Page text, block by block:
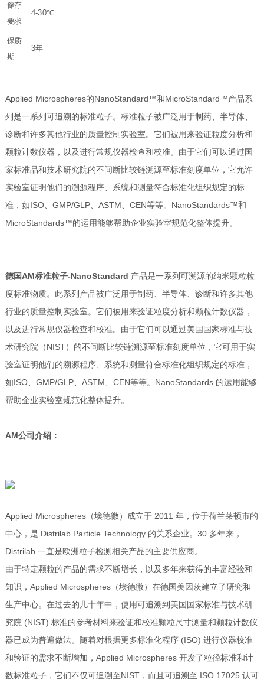
储存
要求
4-30℃
保质
期
3年
Applied Microspheres的NanoStandard™和MicroStandard™产品系
列是一系列可追溯的标准粒子。标准粒子被广泛用于制药、半导体、
诊断和许多其他行业的质量控制实验室。它们被用来验证粒度分析和
颗粒计数仪器，以及进行常规仪器检查和校准。由于它们可以通过国
家标准品和技术研究院的不间断比较链溯源至标准刻度单位，它允许
实验室证明他们的溯源程序、系统和测量符合标准化组织规定的标
准，如ISO、GMP/GLP、ASTM、CEN等等。NanoStandards™和
MicroStandards™的运用能够帮助企业实验室规范化整体提升。
德国AM标准粒子-NanoStandard 产品是一系列可溯源的纳米颗粒粒
度标准物质。此系列产品被广泛用于制药、半导体、诊断和许多其他
行业的质量控制实验室。它们被用来验证粒度分析和颗粒计数仪器，
以及进行常规仪器检查和校准。由于它们可以通过美国国家标准与技
术研究院（NIST）的不间断比较链溯源至标准刻度单位，它可用于实
验室证明他们的溯源程序、系统和测量符合标准化组织规定的标准，
如ISO、GMP/GLP、ASTM、CEN等等。NanoStandards 的运用能够
帮助企业实验室规范化整体提升。
AM公司介绍：
Applied Microspheres（埃德微）成立于 2011 年，位于荷兰莱顿市的
中心，是 Distrilab Particle Technology 的关系企业。30 多年来，
Distrilab 一直是欧洲粒子检测相关产品的主要供应商。
由于特定颗粒的产品的需求不断增长，以及多年来获得的丰富经验和
知识，Applied Microspheres（埃德微）在德国美因茨建立了研究和
生产中心。在过去的几十年中，使用可追溯到美国国家标准与技术研
究院 (NIST) 标准的参考材料来验证和校准颗粒尺寸测量和颗粒计数仪
器已成为普遍做法。随着对根据更多标准化程序 (ISO) 进行仪器校准
和验证的需求不断增加，Applied Microspheres 开发了粒径标准和计
数标准粒子，它们不仅可追溯至NIST，而且可追溯至 ISO 17025 认可